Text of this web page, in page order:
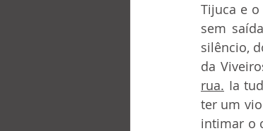
Tijuca e
sem
silêncio,
rua. Ia
ter um
intimar o